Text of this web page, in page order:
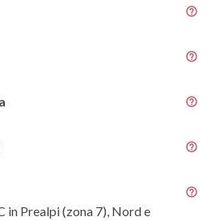
in Prealpi (zona 7), Nord e